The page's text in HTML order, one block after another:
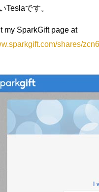
Teslaです。
my SparkGift page at
shares/